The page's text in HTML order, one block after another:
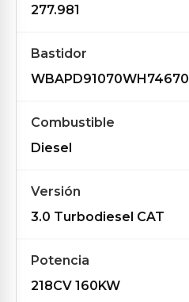
277.981
Bastidor
WBAPD91070WH74670
Combustible
Diesel
Versión
3.0 Turbodiesel CAT
Potencia
218CV 160KW